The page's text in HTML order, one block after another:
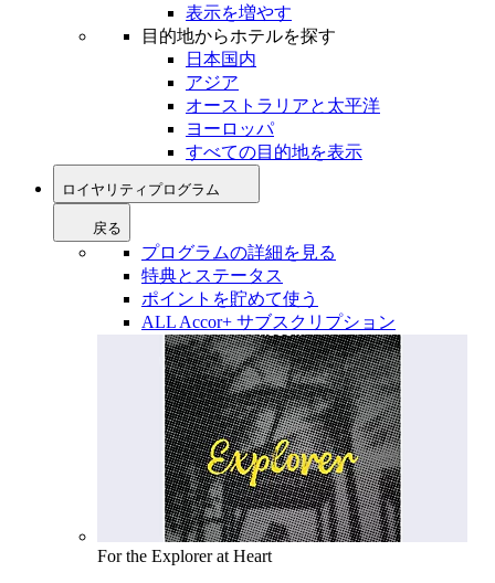
表示を増やす
目的地からホテルを探す
日本国内
アジア
オーストラリアと太平洋
ヨーロッパ
すべての目的地を表示
ロイヤリティプログラム
戻る
プログラムの詳細を見る
特典とステータス
ポイントを貯めて使う
ALL Accor+ サブスクリプション
For the Explorer at Heart